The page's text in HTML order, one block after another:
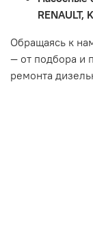
впуска/выпуска.
RENAULT,
Обращаясь к
— от подбора и
ремонта